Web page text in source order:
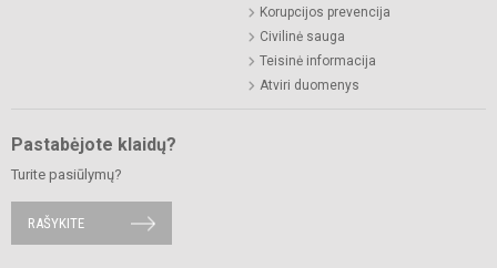
Korupcijos prevencija
Civilinė sauga
Teisinė informacija
Atviri duomenys
Pastabėjote klaidų?
Turite pasiūlymų?
RAŠYKITE